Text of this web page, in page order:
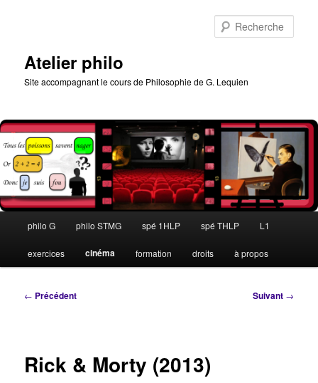
Atelier philo
Site accompagnant le cours de Philosophie de G. Lequien
principal
philo G philo STMG spé 1HLP spé THLP L1
exercices cinéma formation droits à propos
Navigation
← Précédent Suivant →
Rick & Morty (2013)